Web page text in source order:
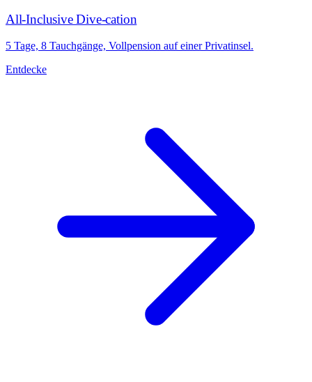
All-Inclusive Dive-cation
5 Tage, 8 Tauchgänge, Vollpension auf einer Privatinsel.
Entdecke